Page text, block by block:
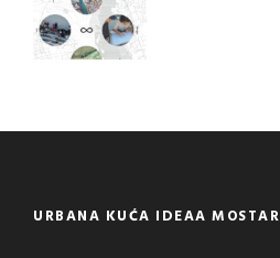
URBANA KUĆA IDEAA MOSTAR